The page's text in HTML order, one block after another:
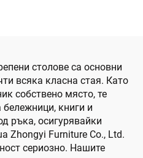
столове са основни
всяка класна стая. Като
собствено място, те
книги и
ръка, осигурявайки
Zhongyi Furniture Co., Ltd.
сериозно. Нашите